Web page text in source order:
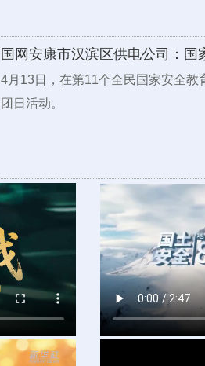
国网安康市汉滨区供电公司：国
4月13日，在第11个全民国家安全教
团日活动。